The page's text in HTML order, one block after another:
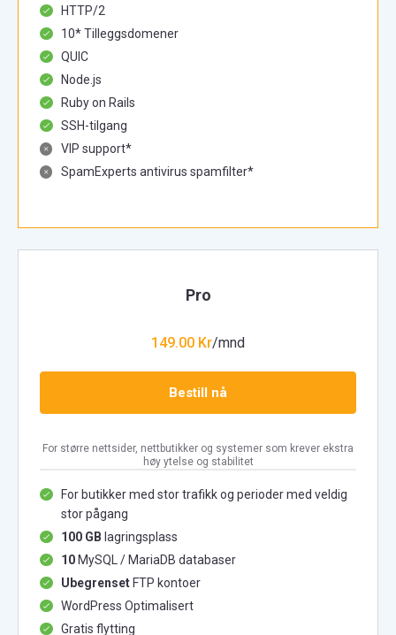
HTTP/2
10* Tilleggsdomener
QUIC
Node.js
Ruby on Rails
SSH-tilgang
VIP support*
SpamExperts antivirus spamfilter*
Pro
149.00 Kr/mnd
Bestill nå
For større nettsider, nettbutikker og systemer som krever ekstra
høy ytelse og stabilitet
For butikker med stor trafikk og perioder med veldig
stor pågang
100 GB lagringsplass
10 MySQL / MariaDB databaser
Ubegrenset FTP kontoer
WordPress Optimalisert
Gratis flytting